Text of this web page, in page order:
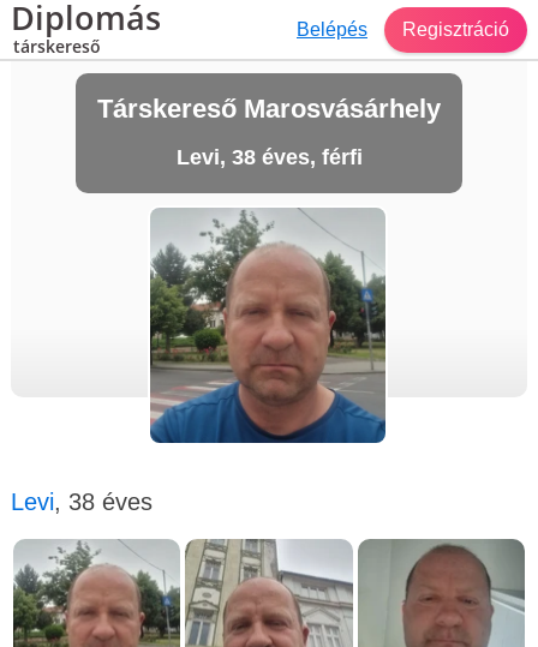
Diplomás
társkereső
Belépés Regisztráció
Társkereső Marosvásárhely
Levi, 38 éves, férfi
Levi, 38 éves